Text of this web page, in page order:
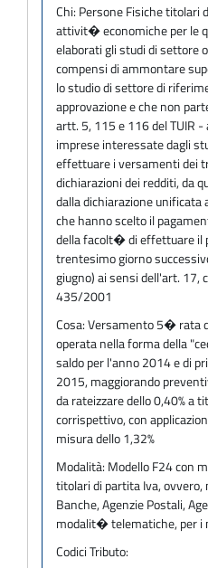
Chi: Persone Fisiche titolari
attivit� economiche per le
elaborati gli studi di settore
compensi di ammontare
lo studio di settore di
approvazione e che non
artt. 5, 115 e 116 del TUIR
imprese interessate dagli
effettuare i versamenti dei
dichiarazioni dei redditi, da
dalla dichiarazione unificata
che hanno scelto il
della facolt� di effettuare il
trentesimo giorno
giugno) ai sensi dell'art. 17,
435/2001
Cosa:Versamento 5� rata
operata nella forma della
saldo per l'anno 2014 e di
2015, maggiorando
da rateizzare dello 0,40% a
corrispettivo, con
misura dello 1,32%
Modalità: Modello F24 con
titolari di partita Iva, ovvero,
Banche, Agenzie Postali,
modalit� telematiche, per i
Codici Tributo: